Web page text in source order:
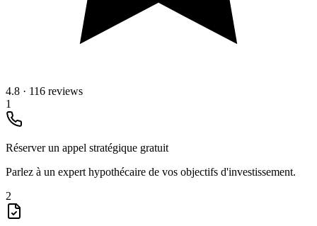
4.8 · 116 reviews
1
Réserver un appel stratégique gratuit
Parlez à un expert hypothécaire de vos objectifs d'investissement.
2